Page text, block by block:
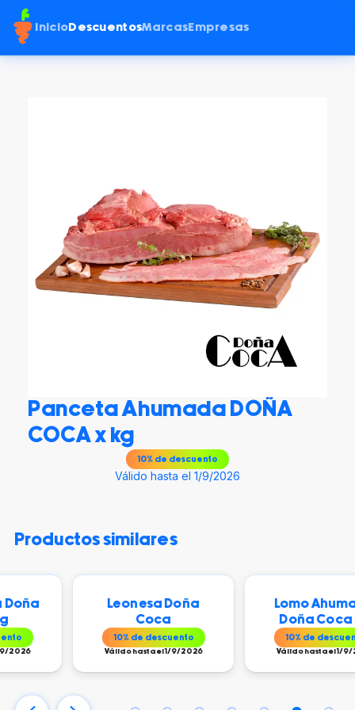
Inicio DescuentosMarcas Empresas
Panceta Ahumada DOÑA
COCA x kg
10% de descuento
Válido hasta el 1/9/2026
productos similares
Leonesa Doña
Coca
% de descuento
Válido hasta el 1/9/2026
Lomo Ahumado
Doña Coca Kg
% de descuento
Válido hasta el 1/9/2026